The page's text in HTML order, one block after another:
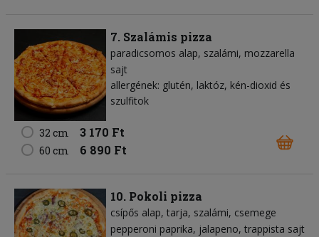
7. Szalámis pizza
paradicsomos alap szalámi mozzarella
sajt
allergének: glutén, laktóz, kén-dioxid és
szulfitok
32 cm 3 170 Ft
60 cm 6 890 Ft
10. Pokoli pizza
csípős alap tarja szalámi csemege
pepperoni paprika jalapeno trappista sajt